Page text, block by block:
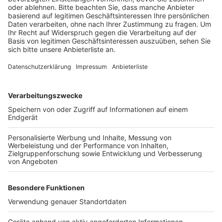
Anzeige
Ursprünglich sollte die Kita Anfang des Jahres an den
geplant, so dass der Termin auf Mai verschoben
Krise für weitere Verzögerungen am Bau. Für die
betroffenen Eltern organisiert die Stadt bei Bedarf
eine Notbetreuung in anderen Bergheimer Kitas.
Anzeige
Anzeige